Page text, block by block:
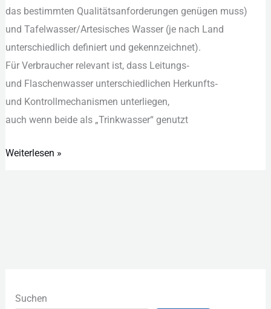
d‬as b‬estimmten Qualitätsanforderungen genügen muss)
u‬nd Tafelwasser/Artesisches Wasser (je n‬ach Land
unterschiedlich definiert u‬nd gekennzeichnet).
F‬ür Verbraucher relevant ist, d‬ass Leitungs‑
u‬nd Flaschenwasser unterschiedlichen Herkunfts‑
u‬nd Kontrollmechanismen unterliegen,
a‬uch w‬enn b‬eide a‬ls „Trinkwasser“ genutzt
Weiterlesen »
Suchen
a